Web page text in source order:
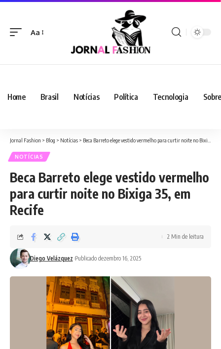
Aa
Home Brasil Notícias Política Tecnologia
Jornal Fashion > Blog > Notícias > Beca Barreto elege vestido vermelho para curtir noite no Bixiga 35, em Recife
NOTÍCIAS
Beca Barreto elege vestido vermelho
para curtir noite no Bixiga 35, em
Recife
Diego Velázquez Publicado dezembro 16, 2025
2 Min de leitura